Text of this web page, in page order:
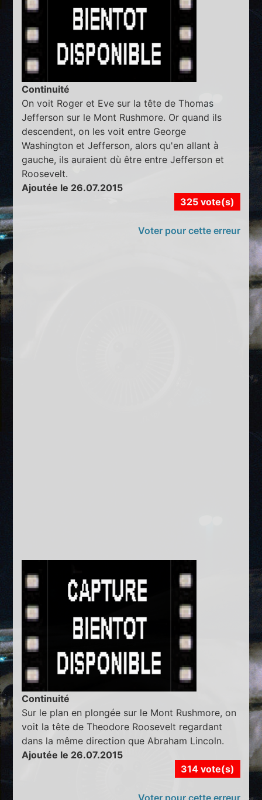
Continuité
On voit Roger et Eve sur la tête de Thomas
Jefferson sur le Mont Rushmore. Or quand ils
descendent, on les voit entre George
Washington et Jefferson, alors qu'en allant à
gauche, ils auraient dù être entre Jefferson et
Roosevelt.
Ajoutée le 26.07.2015
325 vote(s)
Voter pour cette erreur
Continuité
Sur le plan en plongée sur le Mont Rushmore, on
voit la tête de Theodore Roosevelt regardant
dans la même direction que Abraham Lincoln.
Ajoutée le 26.07.2015
314 vote(s)